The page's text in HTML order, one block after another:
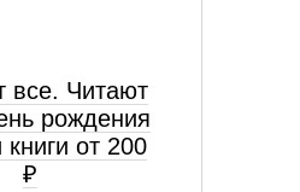
все. Читают
рождения
от 200
₽